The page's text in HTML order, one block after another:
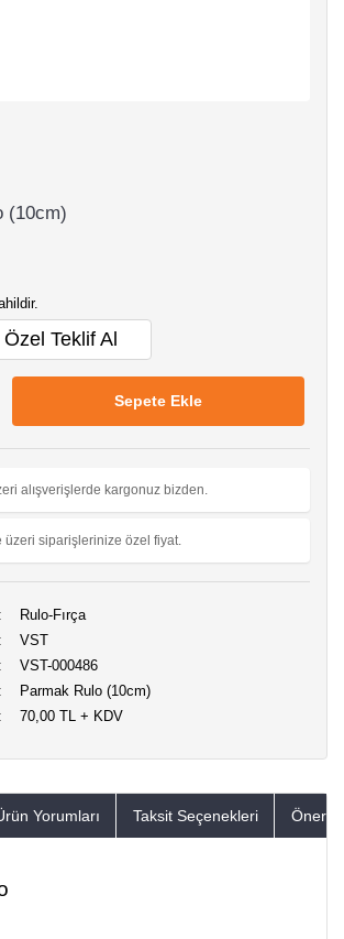
(10cm)
Teklif Al
Sepete Ekle
alışverişlerde kargonuz bizden.
üzeri siparişlerinize özel fiyat.
Rulo-Fırça
VST
VST-000486
Parmak Rulo (10cm)
70,00 TL + KDV
Yorumları Taksit Seçenekleri